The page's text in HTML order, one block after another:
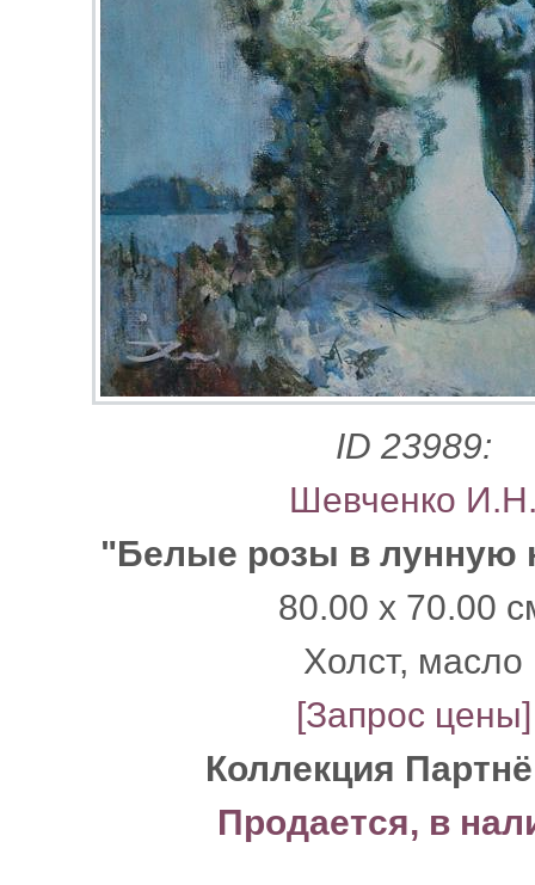
ID 23989:
Шевченко
"Белые розы в лунную
80.00 x 70.00
Xолст, масло
[Запрос цены]
Коллекция
Продается, в